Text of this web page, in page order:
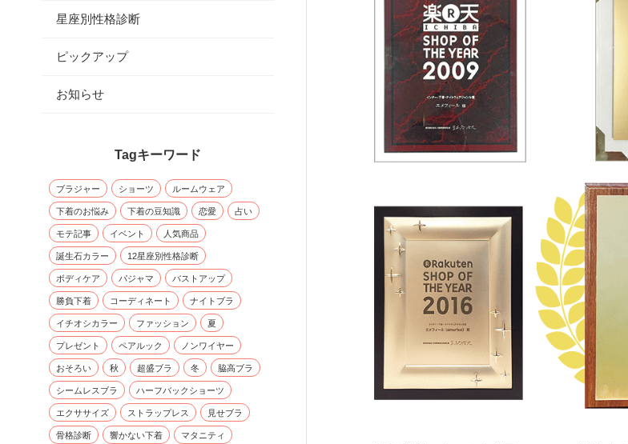
星座別性格診断
ピックアップ
お知らせ
Tagキーワード
ブラジャー ショーツ ルームウェア
下着のお悩み 下着の豆知識 恋愛 占い
モテ記事 イベント 人気商品
誕生石カラー 12星座別性格診断
ボディケア パジャマ バストアップ
勝負下着 コーディネート ナイトブラ
イチオシカラー ファッション 夏
プレゼント ペアルック ノンワイヤー
おそろい 秋 超盛ブラ 冬 脇高ブラ
シームレスブラ ハーフバックショーツ
エクササイズ ストラップレス 見せブラ
骨格診断 響かない下着 マタニティ